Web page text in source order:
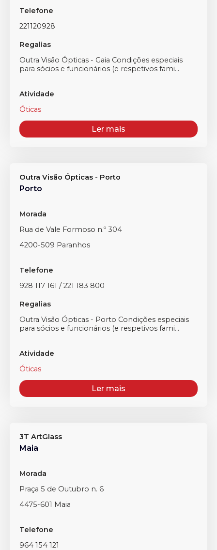
Telefone
221120928
Regalias
Outra Visão Ópticas - Gaia Condições especiais
para sócios e funcionários (e respetivos fami...
Atividade
Óticas
Ler mais
Outra Visão Ópticas - Porto
Porto
Morada
Rua de Vale Formoso n.º 304
4200-509 Paranhos
Telefone
928 117 161 / 221 183 800
Regalias
Outra Visão Ópticas - Porto Condições especiais
para sócios e funcionários (e respetivos fami...
Atividade
Óticas
Ler mais
3T ArtGlass
Maia
Morada
Praça 5 de Outubro n. 6
4475-601 Maia
Telefone
964 154 121